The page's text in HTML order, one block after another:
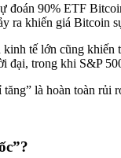
đoán 90% ETF
ra khiến giá Bitcoin
tế lớn cũng
đại, trong khi S&P
là hoàn toàn